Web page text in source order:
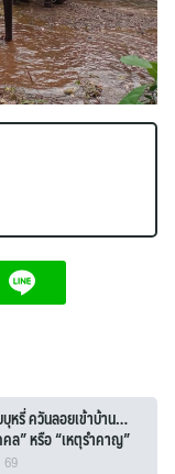
หรี่ ควันลอยเข้าบ้าน…
ล” หรือ “เหตุรำคาญ”
69